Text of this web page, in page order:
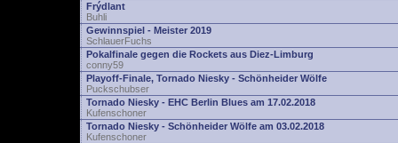
Frýdlant
Buhli
Gewinnspiel - Meister 2019
SchlauerFuchs
Pokalfinale gegen die Rockets aus Diez-Limburg
conny59
Playoff-Finale, Tornado Niesky - Schönheider Wölfe
Puckschubser
Tornado Niesky - EHC Berlin Blues am 17.02.2018
Kufenschoner
Tornado Niesky - Schönheider Wölfe am 03.02.2018
Kufenschoner